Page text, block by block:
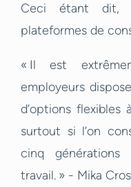
Ceci étant dit,
plateformes de
« Il est
employeurs
d’options flexibles
surtout si l’on
cinq
travail. » - Mika